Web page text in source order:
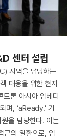
센터 설립
지역을 담당하는
대응을 위한 현지
트론 아시아 임베디
며, ‘aReady.’ 기
을 담당한다. 이는
근의 일환으로, 임